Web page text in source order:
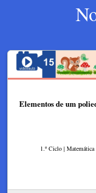
Elementos de um
1.º Ciclo | Matemática